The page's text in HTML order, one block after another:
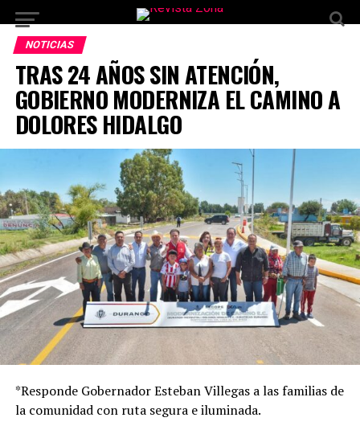
NOTICIAS
TRAS 24 AÑOS SIN ATENCIÓN,
GOBIERNO MODERNIZA EL CAMINO A
DOLORES HIDALGO
*Responde Gobernador Esteban Villegas a las familias de
la comunidad con ruta segura e iluminada.